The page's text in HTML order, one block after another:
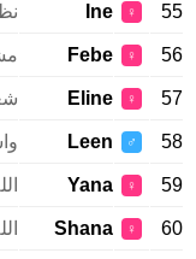
55
♀
Ine
56
♀
Febe
57
♀
Eline
58
♂
Leen
59
♀
Yana
60
♀
Shana